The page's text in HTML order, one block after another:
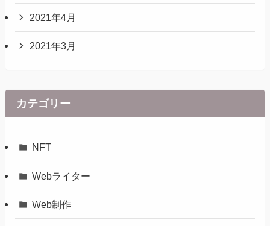
2021年4月
2021年3月
カテゴリー
NFT
Webライター
Web制作